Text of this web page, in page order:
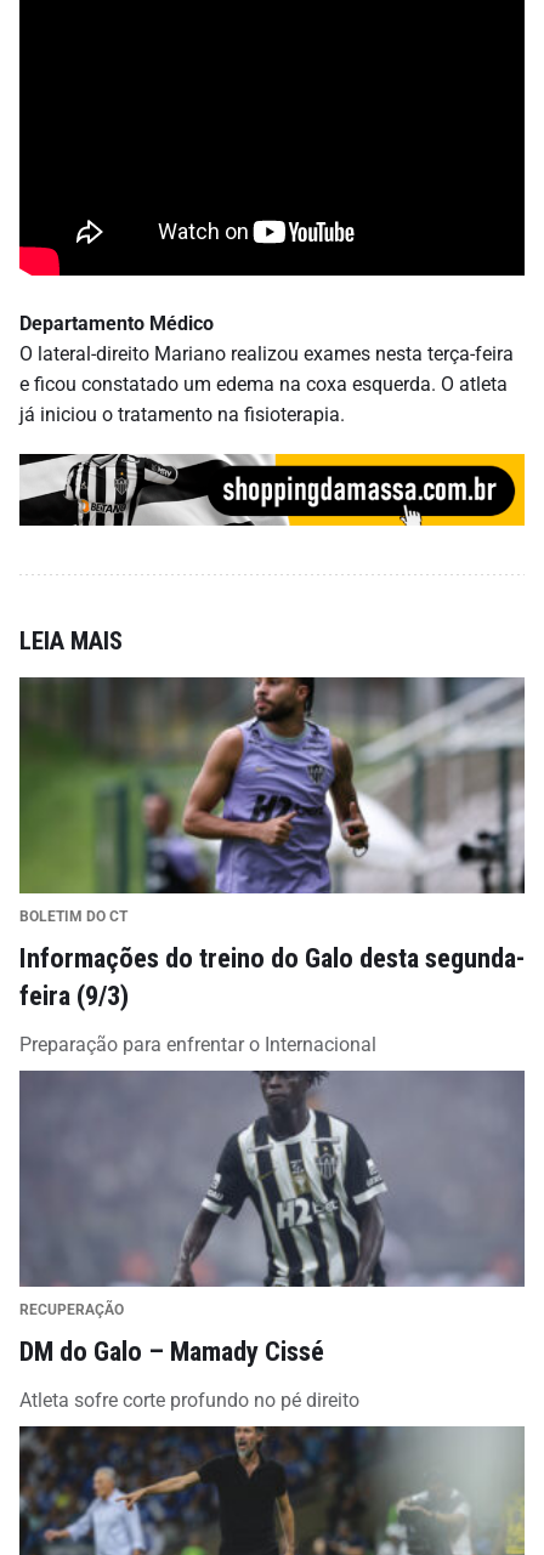
Departamento Médico
O lateral-direito Mariano realizou exames nesta terça-feira
e ficou constatado um edema na coxa esquerda. O atleta
já iniciou o tratamento na fisioterapia.
LEIA MAIS
BOLETIM DO CT
Informações do treino do Galo desta segunda-
feira (9/3)
Preparação para enfrentar o Internacional
RECUPERAÇÃO
DM do Galo – Mamady Cissé
Atleta sofre corte profundo no pé direito